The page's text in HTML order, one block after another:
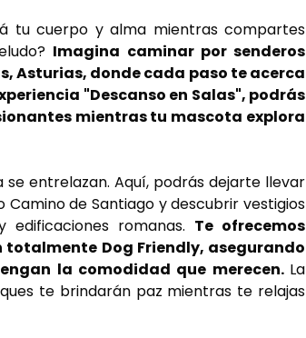
tu cuerpo y alma mientras compartes
Imagina caminar por senderos
Asturias, donde cada paso te acerca
"Descanso en Salas", podrás
mientras tu mascota explora
se entrelazan. Aquí, podrás dejarte llevar
de Santiago y descubrir vestigios
romanas. Te ofrecemos
Dog Friendly, asegurando
la comodidad que merecen. La
te brindarán paz mientras te relajas